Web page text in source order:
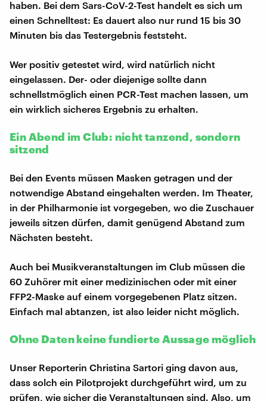
haben. Bei dem Sars-CoV-2-Test handelt es sich um
einen Schnelltest: Es dauert also nur rund 15 bis 30
Minuten bis das Testergebnis feststeht.
Wer positiv getestet wird, wird natürlich nicht
eingelassen. Der- oder diejenige sollte dann
schnellstmöglich einen PCR-Test machen lassen, um
ein wirklich sicheres Ergebnis zu erhalten.
Ein Abend im Club: nicht tanzend, sondern
sitzend
Bei den Events müssen Masken getragen und der
notwendige Abstand eingehalten werden. Im Theater,
in der Philharmonie ist vorgegeben, wo die Zuschauer
jeweils sitzen dürfen, damit genügend Abstand zum
Nächsten besteht.
Auch bei Musikveranstaltungen im Club müssen die
60 Zuhörer mit einer medizinischen oder mit einer
FFP2-Maske auf einem vorgegebenen Platz sitzen.
Einfach mal abtanzen, ist also leider nicht möglich.
Ohne Daten keine fundierte Aussage möglich
Unser Reporterin Christina Sartori ging davon aus,
dass solch ein Pilotprojekt durchgeführt wird, um zu
prüfen, wie sicher die Veranstaltungen sind. Also, um